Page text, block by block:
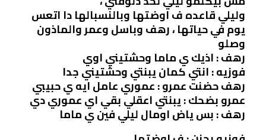
وليلي قاعده ف اوضتها وبالنسبالها دا اتعس
يوم في حياتها ، رهف وباسل وعمر والماذون
وصلو
رهف : اذيك ي ماما وحشتيني اوي
فوزيه : انتي كمان يبنتي وحشتيني جدا
رهف حضنت عمرو : عموري عامل ايه ي حبيبي
عمرو بضحك : يبنتي اعقلي بقي اي عموري دي
رهف : بس ياض اومال ليلي فين ي ماما